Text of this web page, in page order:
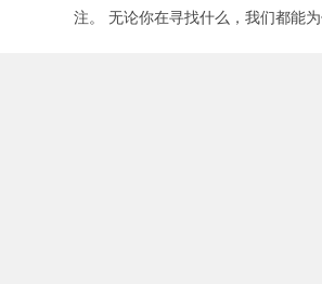
注。 无论你在寻找什么，我们都能为